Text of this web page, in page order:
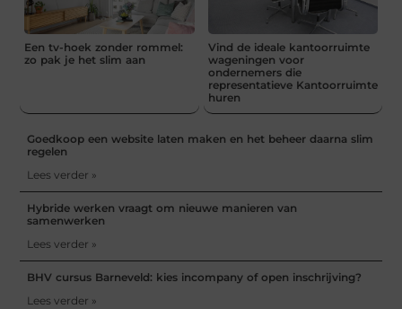
Een tv-hoek zonder rommel:
zo pak je het slim aan
Vind de ideale kantoorruimte
wageningen voor
ondernemers die
representatieve Kantoorruimte
huren
Goedkoop een website laten maken en het beheer daarna slim
regelen
Lees verder »
Hybride werken vraagt om nieuwe manieren van
samenwerken
Lees verder »
BHV cursus Barneveld: kies incompany of open inschrijving?
Lees verder »